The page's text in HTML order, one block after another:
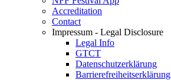
Accreditation
Contact
Impressum - Legal Disclosure
Legal Info
GTCT
Datenschutzerklärung
Barrierefreiheitserklärung